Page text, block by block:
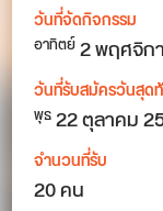
วันที่จัดกิจกรรม
อาทิตย์2พฤศจิก
วันที่รับสมัครวันสุด
พุธ22 ตุลาคม
จำนวนที่รับ
20 คน